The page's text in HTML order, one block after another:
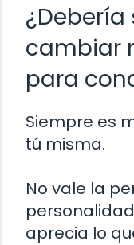
cambiar
para
Siempre es
tú misma.
No vale la
aprecia lo